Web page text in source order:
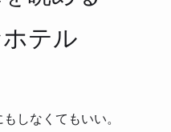
テル
しなくてもいい。